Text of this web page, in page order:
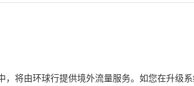
，将由环球行提供境外流量服务。如您在升级